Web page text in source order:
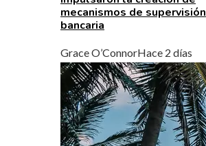
mecanismos de supervisión
bancaria
Grace O’ConnorHace 2 días